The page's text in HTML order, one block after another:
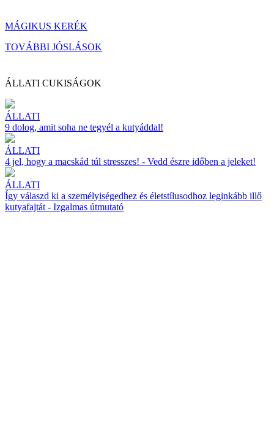
MÁGIKUS KERÉK
TOVÁBBI JÓSLÁSOK
ÁLLATI CUKISÁGOK
ÁLLATI
9 dolog, amit soha ne tegyél a kutyáddal!
ÁLLATI
4 jel, hogy a macskád túl stresszes! - Vedd észre időben a jeleket!
ÁLLATI
Így válaszd ki a személyiségedhez és életstílusodhoz leginkább illő
kutyafajtát - Izgalmas útmutató